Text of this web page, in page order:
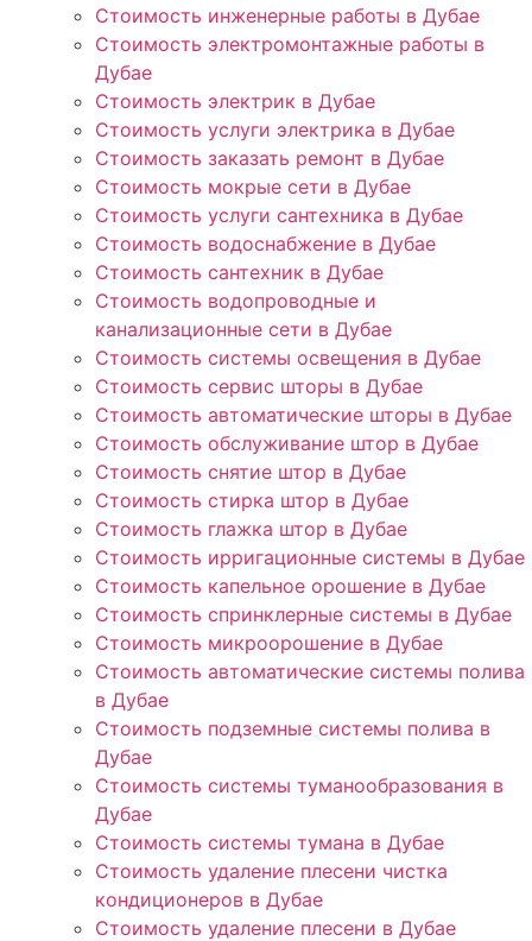
Стоимость инженерные работы в Дубае
Стоимость электромонтажные работы в
Дубае
Стоимость электрик в Дубае
Стоимость услуги электрика в Дубае
Стоимость заказать ремонт в Дубае
Стоимость мокрые сети в Дубае
Стоимость услуги сантехника в Дубае
Стоимость водоснабжение в Дубае
Стоимость сантехник в Дубае
Стоимость водопроводные и
канализационные сети в Дубае
Стоимость системы освещения в Дубае
Стоимость сервис шторы в Дубае
Стоимость автоматические шторы в Дубае
Стоимость обслуживание штор в Дубае
Стоимость снятие штор в Дубае
Стоимость стирка штор в Дубае
Стоимость глажка штор в Дубае
Стоимость ирригационные системы в Дубае
Стоимость капельное орошение в Дубае
Стоимость спринклерные системы в Дубае
Стоимость микроорошение в Дубае
Стоимость автоматические системы полива
в Дубае
Стоимость подземные системы полива в
Дубае
Стоимость системы туманообразования в
Дубае
Стоимость системы тумана в Дубае
Стоимость удаление плесени чистка
кондиционеров в Дубае
Стоимость удаление плесени в Дубае